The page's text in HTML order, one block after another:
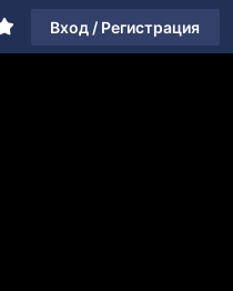
Вход / Регистрация